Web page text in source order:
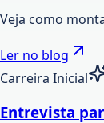
Veja como
Ler no blog
Carreira Inicial
Entrevista